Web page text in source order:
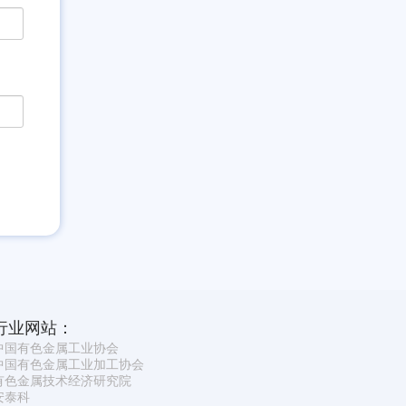
业网站：
国有色金属工业协会
国有色金属工业加工协会
色金属技术经济研究院
泰科